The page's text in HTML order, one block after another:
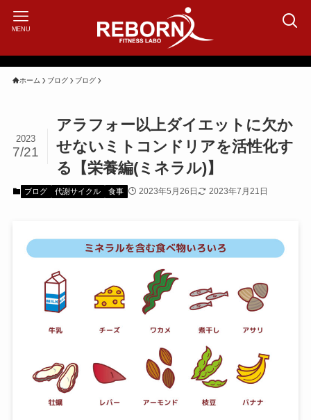
MENU
ホーム ブログ ブログ
アラフォー以上ダイエットに欠か
せないミトコンドリアを活性化す
る【栄養編(ミネラル)】
2023
7/21
ブログ 代謝サイクル 食事 2023年5月26日 2023年7月21日